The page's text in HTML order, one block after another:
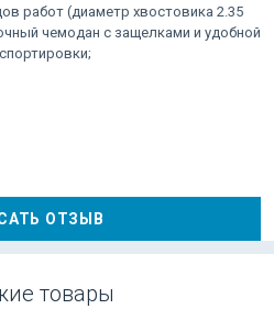
работ (диаметр хвостовика 2.35
чемодан с защелками и удобной
ОТЗЫВ
товары